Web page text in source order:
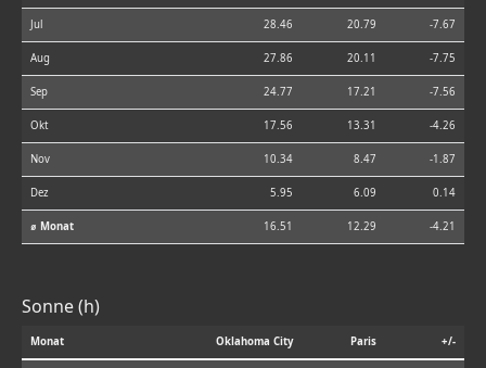
Jul 28.46 20.79 -7.67
Aug 27.86 20.11 -7.75
Sep 24.77 17.21 -7.56
Okt 17.56 13.31 -4.26
Nov 10.34 8.47 -1.87
Dez 5.95 6.09 0.14
⌀ Monat 16.51 12.29 -4.21
Sonne (h)
Monat Oklahoma City Paris +/-